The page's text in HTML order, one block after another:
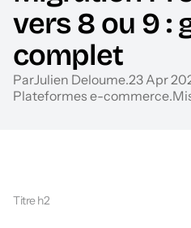
vers 8 ou 9 :
complet
ParJulien Deloume.23 Apr
Plateformes e-commerce.
Titre h2